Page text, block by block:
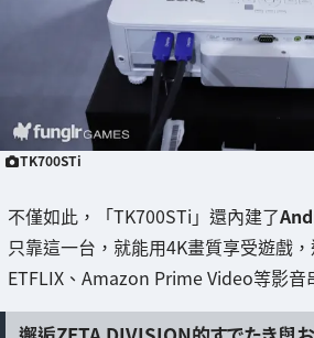
TK700STi
不僅如此，「TK700STi」還內建了
只靠這一台，就能用4K畫質享受遊戲
ETFLIX、Amazon Prime Video等影音